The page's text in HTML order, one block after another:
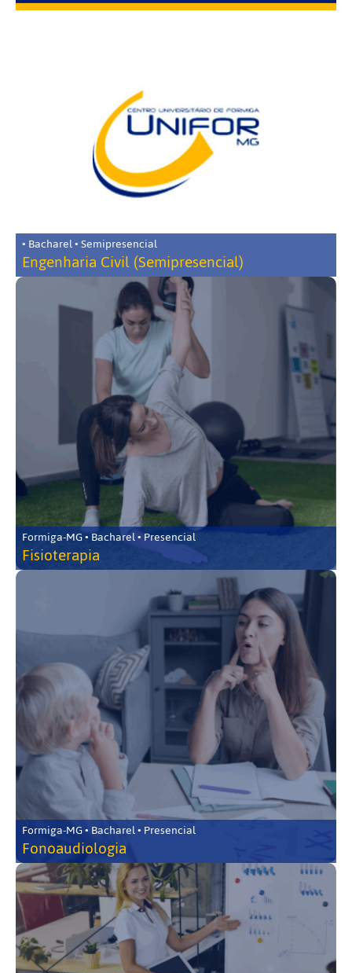
• Bacharel • Semipresencial
Engenharia Civil (Semipresencial)
Formiga-MG • Bacharel • Presencial
Fisioterapia
Formiga-MG • Bacharel • Presencial
Fonoaudiologia